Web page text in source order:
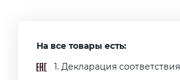
На все товары есть:
1. Декларация соответствия